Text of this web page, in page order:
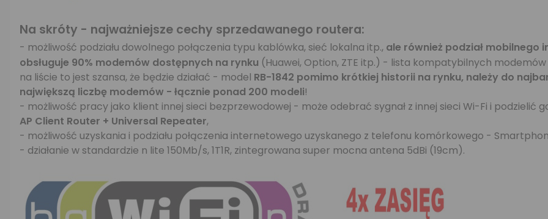
Na skróty - najważniejsze cechy sprzedawanego routera:
- możliwość podziału dowolnego połączenia typu kablówka, sieć lokalna itp., ale również podział mobilnego
obsługuje 90% modemów dostępnych na rynku (Huawei, Option, ZTE itp.) - lista kompatybilnych modemów
na liście to jest szansa, że będzie działać - model RB-1842 pomimo krótkiej historii na rynku, należy do
największą liczbę modemów - łącznie ponad 200 modeli!
- możliwość pracy jako klient innej sieci bezprzewodowej - może odebrać sygnał z innej sieci Wi-Fi i podzielić
AP Client Router + Universal Repeater,
- możliwość uzyskania i podziału połączenia internetowego uzyskanego z telefonu komórkowego -
- działanie w standardzie n lite 150Mb/s, 1T1R, zintegrowana super mocna antena 5dBi (19cm).